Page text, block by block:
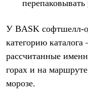
Где купить
У BASK софтшелл-
категорию
рассчитанные
горах и на
морозе.